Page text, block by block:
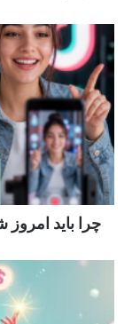
چرا باید